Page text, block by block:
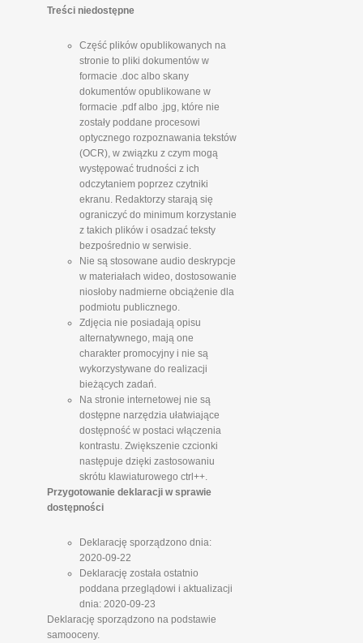
Treści niedostępne
Część plików opublikowanych na
stronie to pliki dokumentów w
formacie .doc albo skany
dokumentów opublikowane w
formacie .pdf albo .jpg, które nie
zostały poddane procesowi
optycznego rozpoznawania tekstów
(OCR), w związku z czym mogą
występować trudności z ich
odczytaniem poprzez czytniki
ekranu. Redaktorzy starają się
ograniczyć do minimum korzystanie
z takich plików i osadzać teksty
bezpośrednio w serwisie.
Nie są stosowane audio deskrypcje
w materiałach wideo, dostosowanie
niosłoby nadmierne obciążenie dla
podmiotu publicznego.
Zdjęcia nie posiadają opisu
alternatywnego, mają one
charakter promocyjny i nie są
wykorzystywane do realizacji
bieżących zadań.
Na stronie internetowej nie są
dostępne narzędzia ułatwiające
dostępność w postaci włączenia
kontrastu. Zwiększenie czcionki
następuje dzięki zastosowaniu
skrótu klawiaturowego ctrl++.
Przygotowanie deklaracji w sprawie
dostępności
Deklarację sporządzono dnia:
2020-09-22
Deklarację została ostatnio
poddana przeglądowi i aktualizacji
dnia: 2020-09-23
Deklarację sporządzono na podstawie
samooceny.